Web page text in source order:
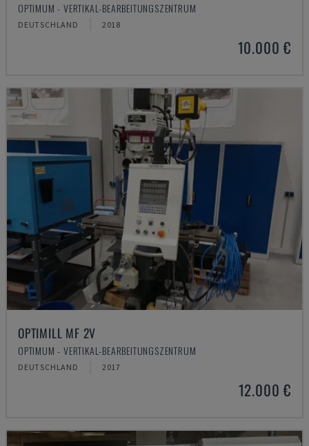
OPTIMUM - VERTIKAL-BEARBEITUNGSZENTRUM
DEUTSCHLAND 2018
10.000 €
OPTIMILL MF 2V
OPTIMUM - VERTIKAL-BEARBEITUNGSZENTRUM
DEUTSCHLAND 2017
12.000 €